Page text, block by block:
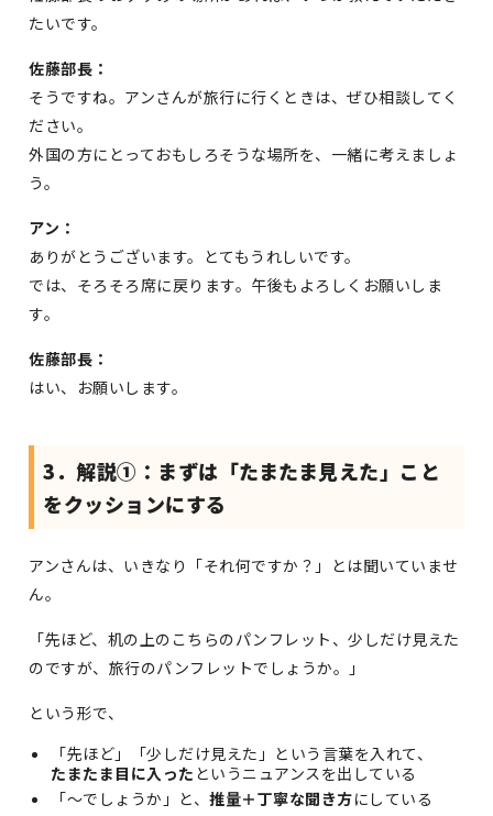
たいです。
佐藤部長：
そうですね。アンさんが旅行に行くときは、ぜひ相談してく
ださい。
外国の方にとっておもしろそうな場所を、一緒に考えましょ
う。
アン：
ありがとうございます。とてもうれしいです。
では、そろそろ席に戻ります。午後もよろしくお願いしま
す。
佐藤部長：
はい、お願いします。
3．解説①：まずは「たまたま見えた」こと
をクッションにする
アンさんは、いきなり「それ何ですか？」とは聞いていませ
ん。
「先ほど、机の上のこちらのパンフレット、少しだけ見えた
のですが、旅行のパンフレットでしょうか。」
という形で、
「先ほど」「少しだけ見えた」という言葉を入れて、
たまたま目に入った というニュアンスを出している
「〜でしょうか」と、推量＋丁寧な聞き方にしている